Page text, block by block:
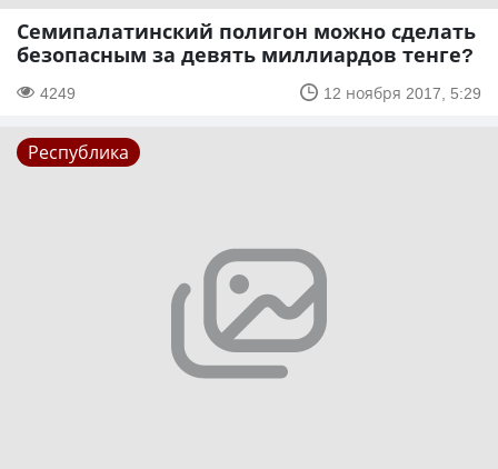
Семипалатинский полигон можно сделать
безопасным за девять миллиардов тенге?
4249 12 ноября 2017, 5:29
Республика